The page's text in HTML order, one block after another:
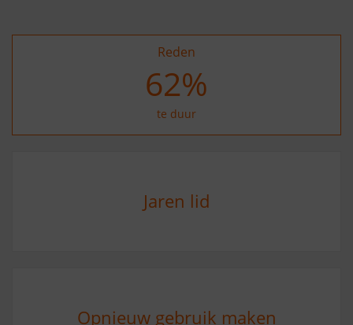
Reden
73%
te duur
Jaren lid
Opnieuw gebruik maken